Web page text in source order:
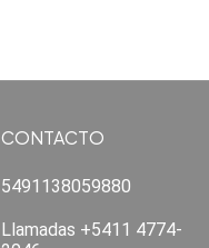
CONTACTO
5491138059880
Llamadas +5411 4774-